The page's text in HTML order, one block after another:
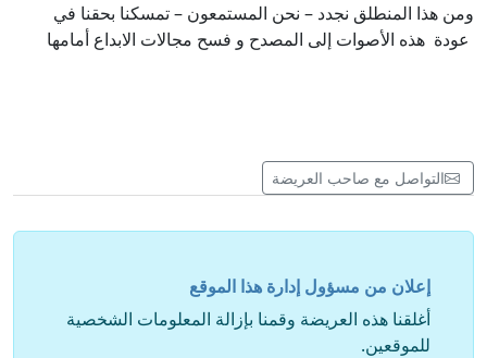
ومن هذا المنطلق نجدد – نحن المستمعون – تمسكنا بحقنا في
عودة هذه الأصوات إلى المصدح و فسح مجالات الابداع أمامها
التواصل مع صاحب العريضة
إعلان من مسؤول إدارة هذا الموقع
أغلقنا هذه العريضة وقمنا بإزالة المعلومات الشخصية
للموقعين.